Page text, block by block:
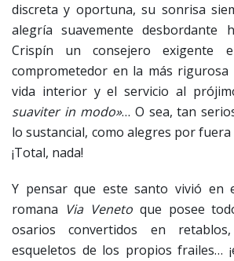
discreta y oportuna, su sonrisa
alegría suavemente desbordante
Crispín un consejero exigente
comprometedor en la más rigurosa
vida interior y el servicio al
suaviter in modo»… O sea, tan
lo sustancial, como alegres por fuera
¡Total, nada!
Y pensar que este santo vivió en
romana Via Venetoque posee
osarios convertidos en
esqueletos de los propios frailes…